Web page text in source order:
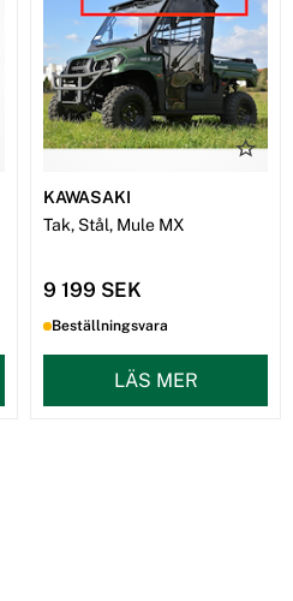
KAWASAKI
Tak, Stål, Mule MX
9 199 SEK
Beställningsvara
LÄS MER